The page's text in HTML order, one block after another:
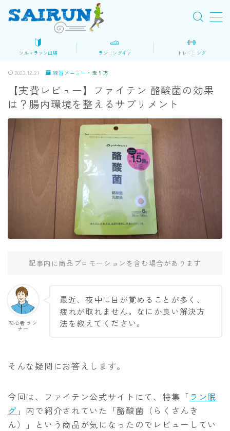
MENU
初めてのフルマラソン
ロードマップ
大会を探す
レース当日
ランニングギア・装備
シューズ
アクセサリー
ランニング基礎知識
トレーニングプラン
お問い合わせ
フルマラソン出場 ランニングギア トレーニング
2023.12.21 練習メニュー・走り方
【実費レビュー】ファイテン 酪酸菌の効果
は？腸内環境を整えるサプリメント
記事内に商品プロモーションを含む場合があります
初心者ラン
ナー
最近、夜中に目が覚めることが多く、
疲れが取れません。なにか良い解決方
法を教えてください。
そんな疑問にお答えします。
今回は、ファイテン公式サイトにて、特集「 ラン眠
グ 」内で紹介されていた「酪酸菌（らくさんき
ん）」という商品が気になったのでレビューしてい